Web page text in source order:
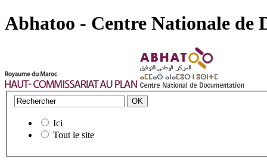
Abhatoo - Centre Nationale de
Ici
Tout le site